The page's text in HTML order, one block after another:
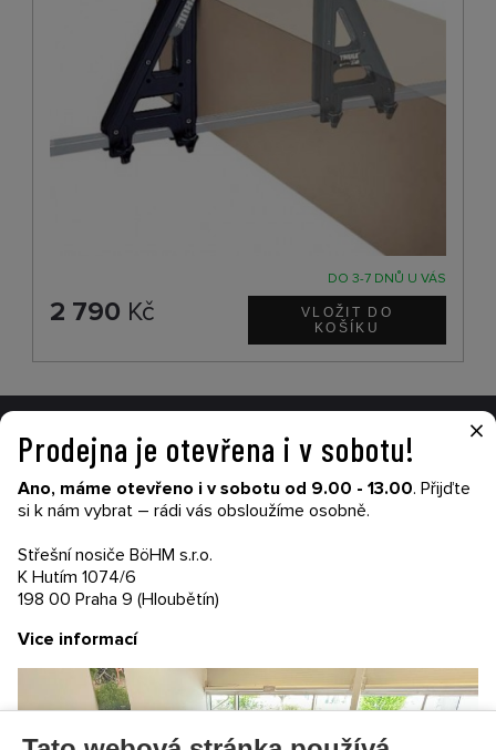
DO 3-7 DNŮ U VÁS
2 790 Kč
VŠE O NÁKUPU
Garance nákupu
Obchodní podmínky
Kontakty
Ochrana soukromí
×
Prodejna je otevřena i v sobotu!
Ano, máme otevřeno i v sobotu od 9.00 - 13.00. Přijďte
si k nám vybrat – rádi vás obsloužíme osobně.
Střešní nosiče BöHM s.r.o.
K Hutím 1074/6
198 00 Praha 9 (Hloubětín)
Vice informací